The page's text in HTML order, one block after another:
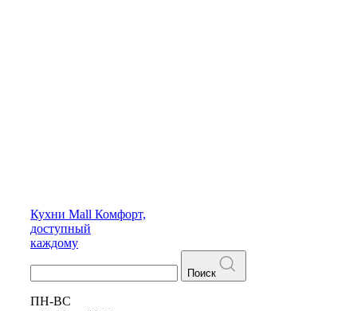
Кухни Mall Комфорт,
доступный
каждому
Поиск
ПН-ВС